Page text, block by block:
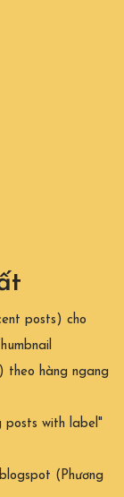
posts) cho
theo hàng ngang
posts with label"
(Phương